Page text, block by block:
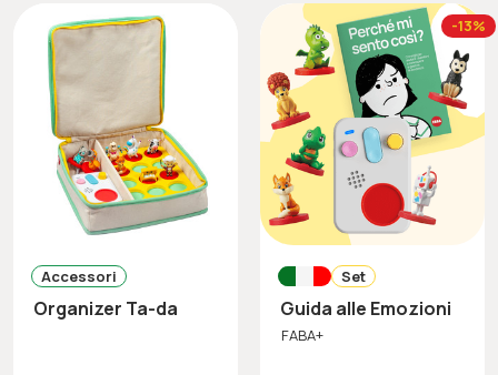
Accessori
Organizer Ta-da
-13%
Set
Guida alle Emozioni
FABA+